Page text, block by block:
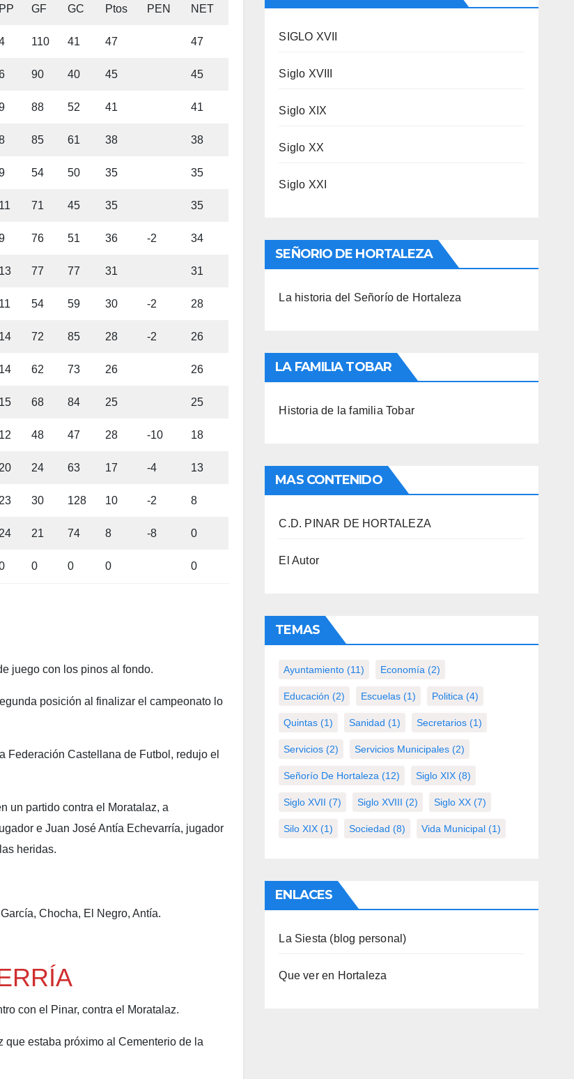
PP GF GC Ptos PEN NET
110 41 47 47
90 40 45 45
88 52 41 41
85 61 38 38
54 50 35 35
11 71 45 35 35
76 51 36 -2 34
13 77 77 31 31
11 54 59 30 -2 28
14 72 85 28 -2 26
14 62 73 26 26
15 68 84 25 25
12 48 47 28 -10 18
20 24 63 17 -4 13
23 30 128 10 -2 8
24 21 74 8 -8 0
0 0 0 0
juego con los pinos al fondo.
posición al finalizar el campeonato lo
Federación Castellana de Futbol, redujo el
un partido contra el Moratalaz, a
e Juan José Antía Echevarría, jugador
heridas.
Chocha, El Negro, Antía.
con el Pinar, contra el Moratalaz.
que estaba próximo al Cementerio de la
SIGLO XVII
Siglo XVIII
Siglo XIX
Siglo XX
Siglo XXI
SEÑORIO DE HORTALEZA
La historia del Señorío de Hortaleza
LA FAMILIA TOBAR
Historia de la familia Tobar
MAS CONTENIDO
C.D. PINAR DE HORTALEZA
El Autor
TEMAS
Ayuntamiento (11) Economía (2)
Educación (2) Escuelas (1) Politica (4)
Quintas (1) Sanidad (1) Secretarios (1)
Servicios (2) Servicios Municipales (2)
Señorío De Hortaleza (12) Siglo XIX (8)
Siglo XVII (7) Siglo XVIII (2) Siglo XX (7)
Silo XIX (1) Sociedad (8) Vida Municipal (1)
ENLACES
La Siesta (blog personal)
Que ver en Hortaleza